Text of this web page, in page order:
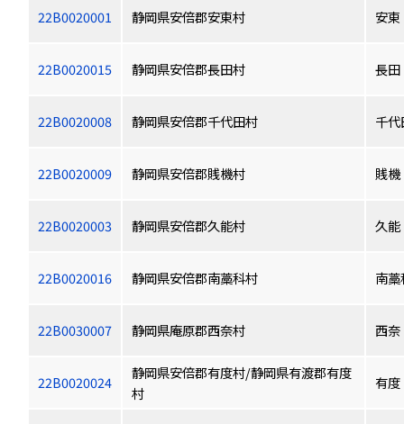
22B0020001 静岡県安倍郡安東村 安東
22B0020015 静岡県安倍郡長田村 長田
22B0020008 静岡県安倍郡千代田村 千代
22B0020009 静岡県安倍郡賎機村 賎機
22B0020003 静岡県安倍郡久能村 久能
22B0020016 静岡県安倍郡南藁科村 南藁
22B0030007 静岡県庵原郡西奈村 西奈
22B0020024
静岡県安倍郡有度村/静岡県有渡郡有度
村
有度